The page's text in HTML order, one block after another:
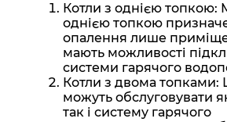
Котли з однією топкою:
однією топкою
опалення лише
мають можливості
системи гарячого
Котли з двома топками:
можуть обслуговувати
так і систему гарячого